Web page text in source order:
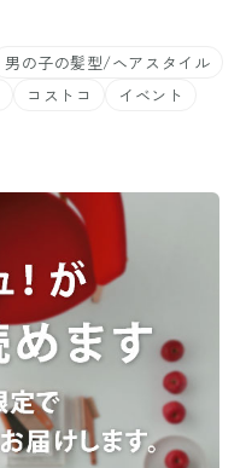
男の子の髪型/ヘアスタイル
コストコ
イベント